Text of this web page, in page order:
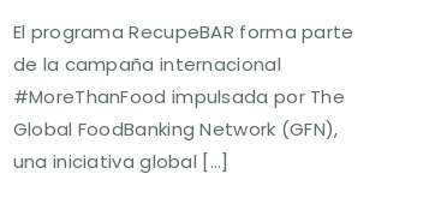
El programa RecupeBAR forma parte
de la campaña internacional
#MoreThanFood impulsada por The
Global FoodBanking Network (GFN),
una iniciativa global […]